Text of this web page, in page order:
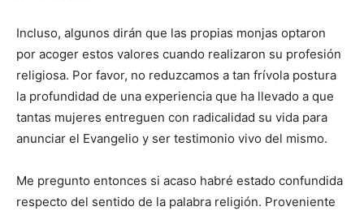
Incluso, algunos dirán que las propias monjas optaron
por acoger estos valores cuando realizaron su profesión
religiosa. Por favor, no reduzcamos a tan frívola postura
la profundidad de una experiencia que ha llevado a que
tantas mujeres entreguen con radicalidad su vida para
anunciar el Evangelio y ser testimonio vivo del mismo.
Me pregunto entonces si acaso habré estado confundida
respecto del sentido de la palabra religión. Proveniente